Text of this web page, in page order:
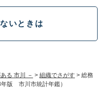
る 市川 － > 組織でさがす > 総務
版 市川市統計年鑑）
いときは